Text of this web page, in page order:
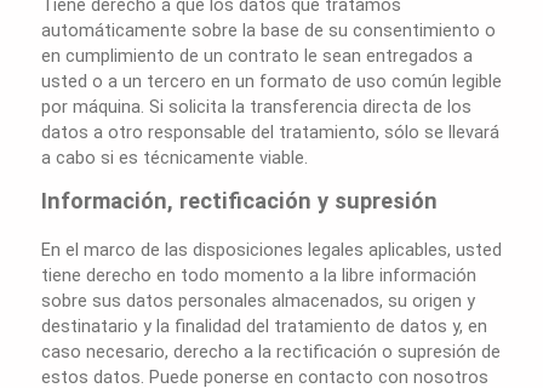
Tiene derecho a que los datos que tratamos
automáticamente sobre la base de su consentimiento o
en cumplimiento de un contrato le sean entregados a
usted o a un tercero en un formato de uso común legible
por máquina. Si solicita la transferencia directa de los
datos a otro responsable del tratamiento, sólo se llevará
a cabo si es técnicamente viable.
Información, rectificación y supresión
En el marco de las disposiciones legales aplicables, usted
tiene derecho en todo momento a la libre información
sobre sus datos personales almacenados, su origen y
destinatario y la finalidad del tratamiento de datos y, en
caso necesario, derecho a la rectificación o supresión de
estos datos. Puede ponerse en contacto con nosotros